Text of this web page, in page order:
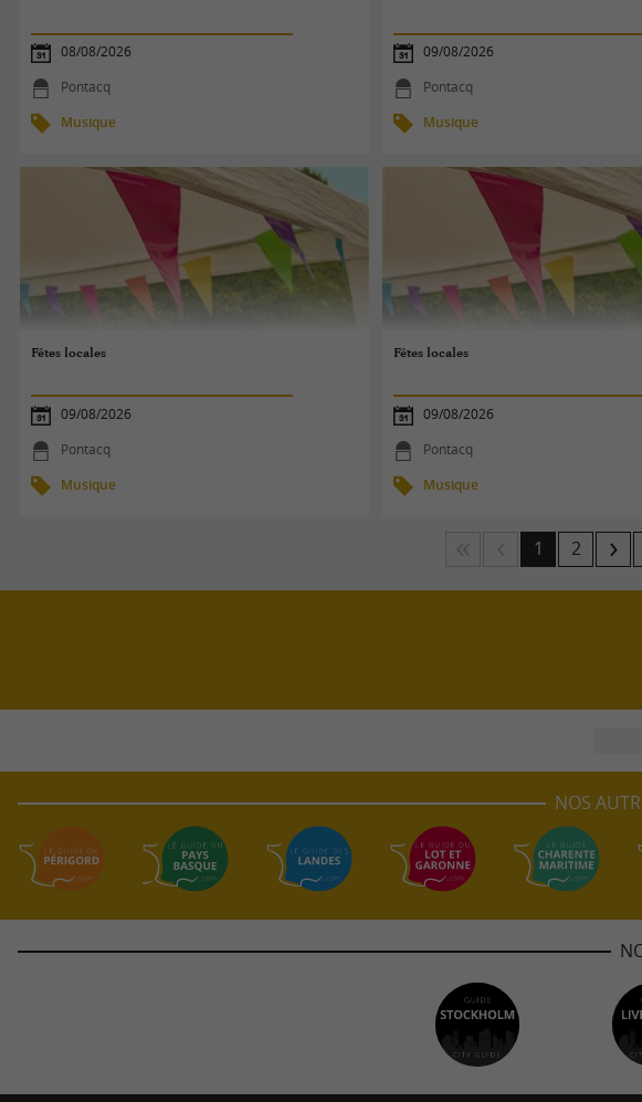
08/08/2026
Pontacq
Musique
09/08/2026
Pontacq
Musique
Fêtes locales
09/08/2026
Pontacq
Musique
Fêtes locales
09/08/2026
Pontacq
Musique
1 2
NOS